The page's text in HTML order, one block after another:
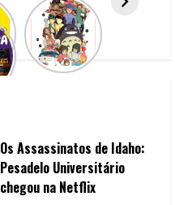
Os Assassinatos de Idaho:
Pesadelo Universitário
chegou na Netflix